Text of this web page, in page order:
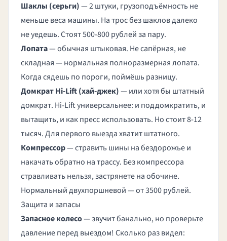
Шаклы (серьги)— 2 штуки, грузоподъёмность не
меньше веса машины. На трос без шаклов далеко
не уедешь. Стоят 500-800 рублей за пару.
Лопата— обычная штыковая. Не сапёрная, не
складная — нормальная полноразмерная лопата.
Когда сядешь по пороги, поймёшь разницу.
Домкрат Hi-Lift (хай-джек)— или хотя бы штатный
домкрат. Hi-Lift универсальнее: и поддомкратить, и
вытащить, и как пресс использовать. Но стоит 8-12
тысяч. Для первого выезда хватит штатного.
Компрессор— стравить шины на бездорожье и
накачать обратно на трассу. Без компрессора
стравливать нельзя, застрянете на обочине.
Нормальный двухпоршневой — от 3500 рублей.
Защита и запасы
Запасное колесо— звучит банально, но проверьте
давление перед выездом! Сколько раз видел: